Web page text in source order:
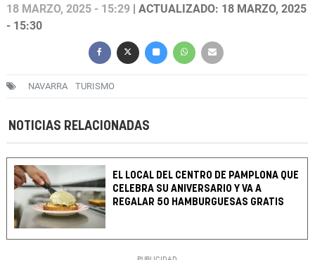
18 MARZO, 2025 - 15:29 | ACTUALIZADO: 18 MARZO, 2025
- 15:30
NAVARRA TURISMO
NOTICIAS RELACIONADAS
EL LOCAL DEL CENTRO DE PAMPLONA QUE
CELEBRA SU ANIVERSARIO Y VA A
REGALAR 50 HAMBURGUESAS GRATIS